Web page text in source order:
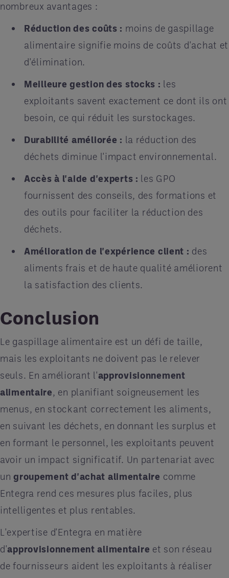
nombreux avantages :
Réduction des coûts : moins de gaspillage
alimentaire signifie moins de coûts d'achat et
d'élimination.
Meilleure gestion des stocks : les
exploitants savent exactement ce dont ils ont
besoin, ce qui réduit les surstockages.
Durabilité améliorée : la réduction des
déchets diminue l'impact environnemental.
Accès à l'aide d'experts : les GPO
fournissent des conseils, des formations et
des outils pour faciliter la réduction des
déchets.
Amélioration de l'expérience client : des
aliments frais et de haute qualité améliorent
la satisfaction des clients.
Conclusion
Le gaspillage alimentaire est un défi de taille,
mais les exploitants ne doivent pas le relever
seuls. En améliorant l'approvisionnement
alimentaire, en planifiant soigneusement les
menus, en stockant correctement les aliments,
en suivant les déchets, en donnant les surplus et
en formant le personnel, les exploitants peuvent
avoir un impact significatif. Un partenariat avec
ungroupement d'achat alimentaire comme
Entegra rend ces mesures plus faciles, plus
intelligentes et plus rentables.
L'expertise d'Entegra en matière
d'approvisionnement alimentaire et son réseau
de fournisseurs aident les exploitants à réaliser